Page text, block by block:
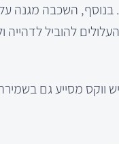
בנוסף, השכבה מגנה
להוביל לדהייה
ווקס מסייע גם